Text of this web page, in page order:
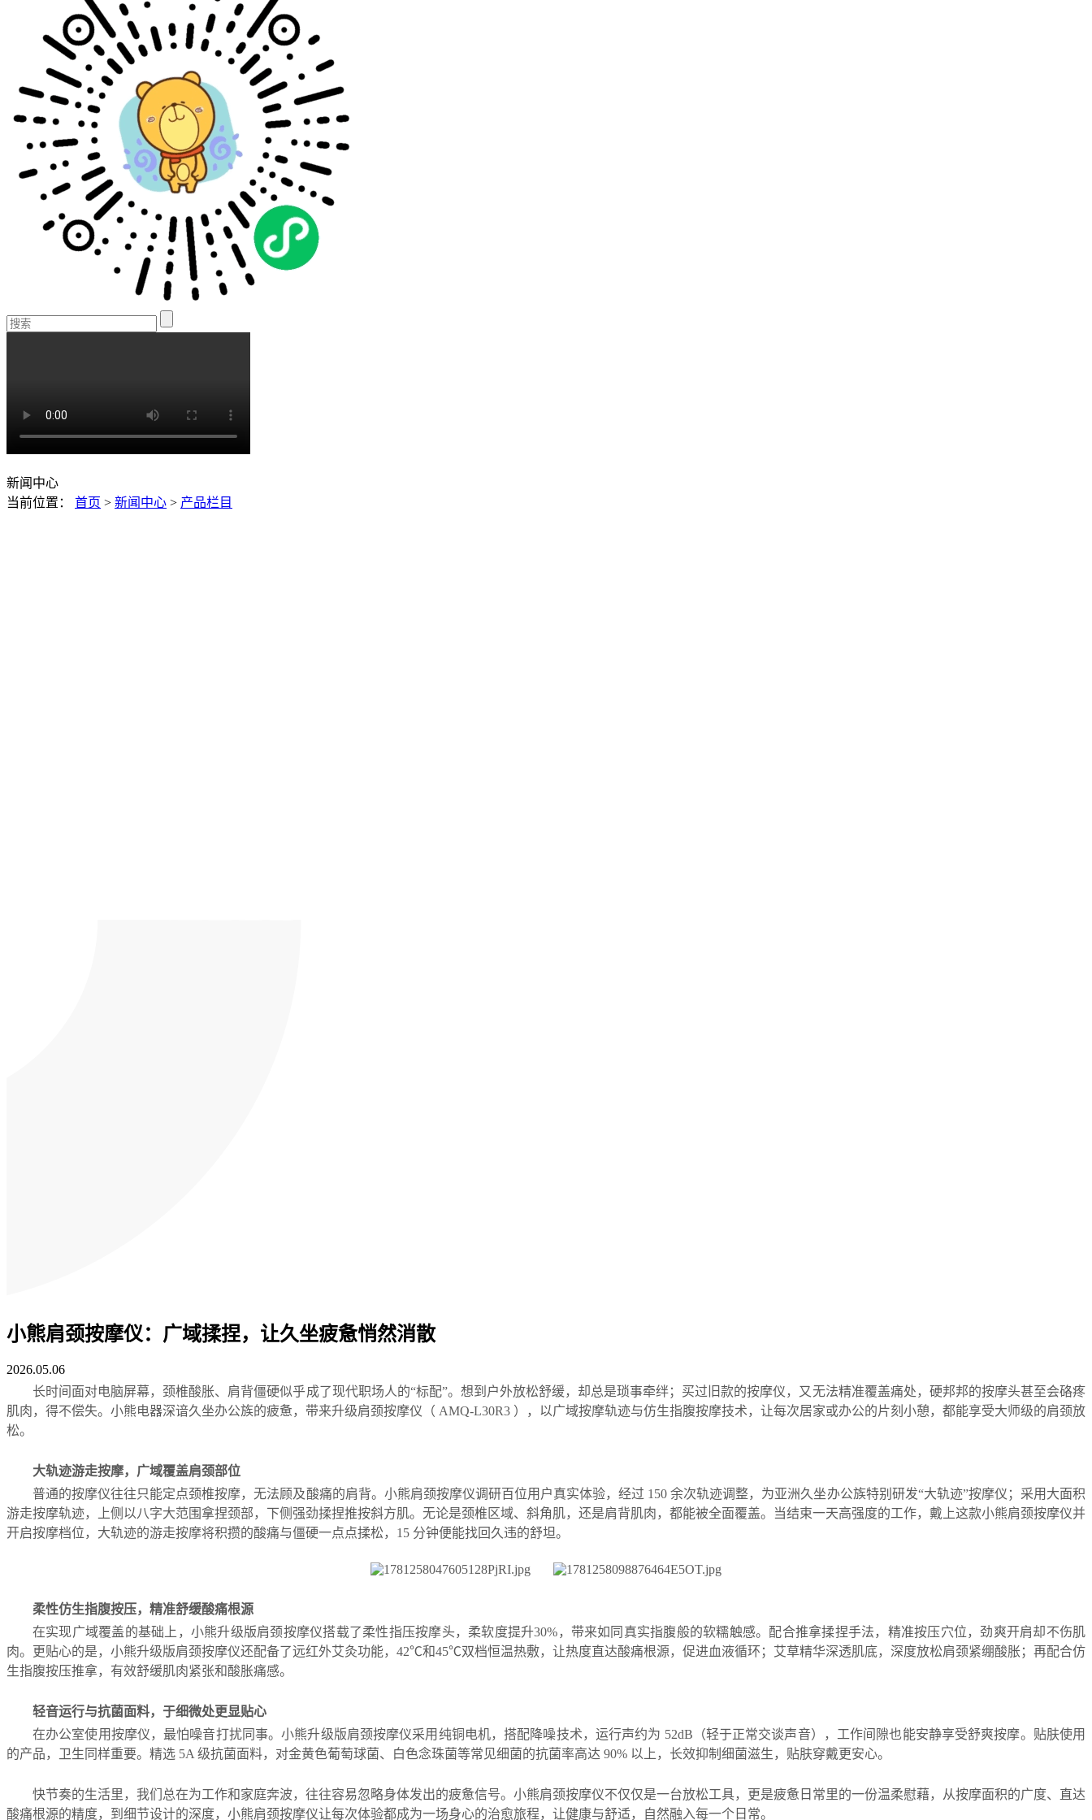
新闻中心
当前位置：
首页 > 新闻中心 > 产品栏目
小熊肩颈按摩仪：广域揉捏，让久坐疲惫悄然消散
2026.05.06
长时间面对电脑屏幕，颈椎酸胀、肩背僵硬似乎成了现代职场人的“标配”。想到户外放松舒缓，却总是琐事牵绊；买过旧款的按摩仪，又无法精准覆盖痛处，硬邦邦的按摩头甚至会硌疼
肌肉，得不偿失。小熊电器深谙久坐办公族的疲惫，带来升级肩颈按摩仪（ AMQ-L30R3 ），以广域按摩轨迹与仿生指腹按摩技术，让每次居家或办公的片刻小憩，都能享受大师级的肩颈放
松。
大轨迹游走按摩，广域覆盖肩颈部位
普通的按摩仪往往只能定点颈椎按摩，无法顾及酸痛的肩背。小熊肩颈按摩仪调研百位用户真实体验，经过 150 余次轨迹调整，为亚洲久坐办公族特别研发“大轨迹”按摩仪；采用大面积
游走按摩轨迹，上侧以八字大范围拿捏颈部，下侧强劲揉捏推按斜方肌。无论是颈椎区域、斜角肌，还是肩背肌肉，都能被全面覆盖。当结束一天高强度的工作，戴上这款小熊肩颈按摩仪并
开启按摩档位，大轨迹的游走按摩将积攒的酸痛与僵硬一点点揉松，15 分钟便能找回久违的舒坦。
柔性仿生指腹按压，精准舒缓酸痛根源
在实现广域覆盖的基础上，小熊升级版肩颈按摩仪搭载了柔性指压按摩头，柔软度提升30%，带来如同真实指腹般的软糯触感。配合推拿揉捏手法，精准按压穴位，劲爽开肩却不伤肌
肉。更贴心的是，小熊升级版肩颈按摩仪还配备了远红外艾灸功能，42℃和45℃双档恒温热敷，让热度直达酸痛根源，促进血液循环；艾草精华深透肌底，深度放松肩颈紧绷酸胀；再配合仿
生指腹按压推拿，有效舒缓肌肉紧张和酸胀痛感。
轻音运行与抗菌面料，于细微处更显贴心
在办公室使用按摩仪，最怕噪音打扰同事。小熊升级版肩颈按摩仪采用纯铜电机，搭配降噪技术，运行声约为 52dB（轻于正常交谈声音），工作间隙也能安静享受舒爽按摩。贴肤使用
的产品，卫生同样重要。精选 5A 级抗菌面料，对金黄色葡萄球菌、白色念珠菌等常见细菌的抗菌率高达 90% 以上，长效抑制细菌滋生，贴肤穿戴更安心。
快节奏的生活里，我们总在为工作和家庭奔波，往往容易忽略身体发出的疲惫信号。小熊肩颈按摩仪不仅仅是一台放松工具，更是疲惫日常里的一份温柔慰藉，从按摩面积的广度、直达
酸痛根源的精度，到细节设计的深度，小熊肩颈按摩仪让每次体验都成为一场身心的治愈旅程，让健康与舒适，自然融入每一个日常。